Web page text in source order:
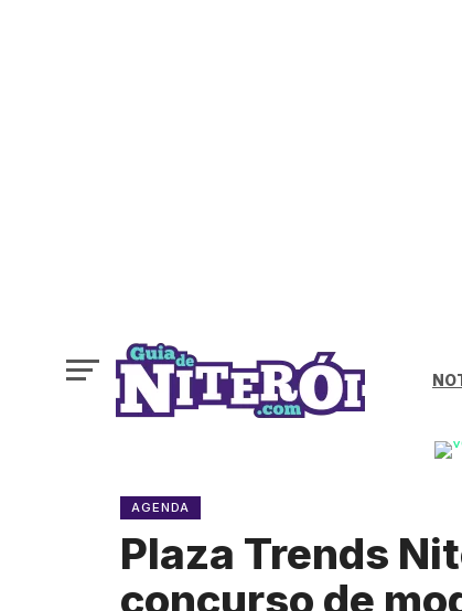
AGENDA
Plaza Trends
concurso de